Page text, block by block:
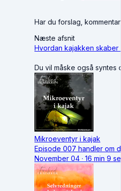
Har du forslag,
Næste afsnit
Hvordan kajakken skaber
Du vil måske også syntes
Mikroeventyr i kajak
Episode 007 handler om
November 04 · 16 min 9